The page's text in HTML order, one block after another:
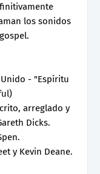
los sonidos
Unido - "Espíritu
arreglado y
Dicks.
y Kevin Deane.